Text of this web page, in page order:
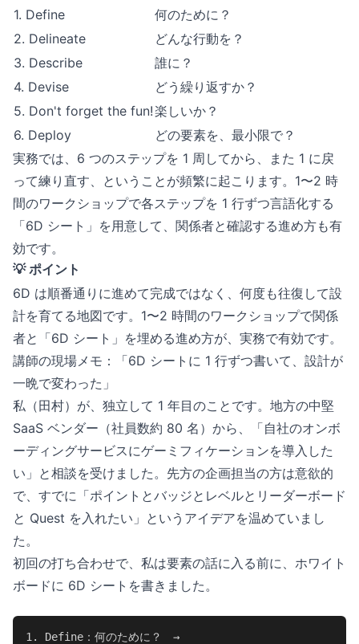
1. Define
何のために？
2. Delineate
どんな行動を？
3. Describe
誰に？
4. Devise
どう繰り返すか？
5. Don't forget the fun!楽しいか？
6. Deploy
どの要素を、最小限で？
実務では、6 つのステップを 1 周してから、また 1 に戻
って練り直す、ということが頻繁に起こります。1〜2 時
間のワークショップで各ステップを 1 行ずつ言語化する
「6D シート」を用意して、関係者と確認する進め方も有
効です。
💡 ポイント
6D は順番通りに進めて完成ではなく、何度も往復して設
計を育てる地図です。1〜2 時間のワークショップで関係
者と「6D シート」を埋める進め方が、実務で有効です。
講師の現場メモ：「6D シートに 1 行ずつ書いて、設計が
一晩で変わった」
私（田村）が、独立して 1 年目のことです。地方の中堅
SaaS ベンダー（社員数約 80 名）から、「自社のオンボ
ーディングサービスにゲーミフィケーションを導入した
い」と相談を受けました。先方の企画担当の方は意欲的
で、すでに「ポイントとバッジとレベルとリーダーボード
と Quest を入れたい」というアイデアを温めていまし
た。
初回の打ち合わせで、私は要素の話に入る前に、ホワイト
ボードに 6D シートを書きました。
1. Define：何のために？　→